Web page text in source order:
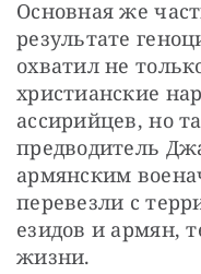
Основная же
результате
охватил не
христианские
ассирийцев, но
предводитель
армянским
перевезли с
езидов и армян,
жизни.